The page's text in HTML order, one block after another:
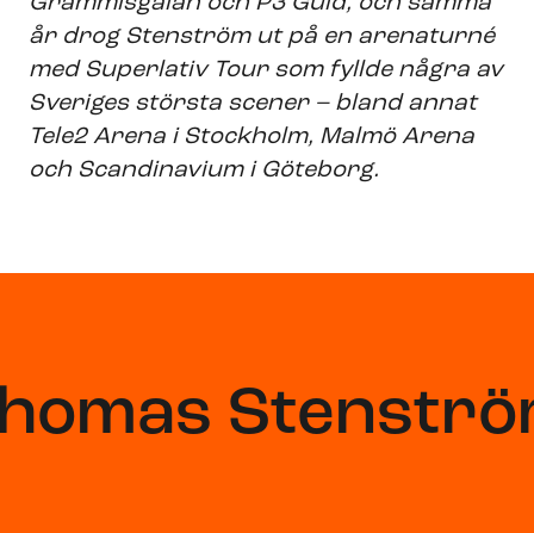
år drog Stenström ut på en arenaturné
med Superlativ Tour som fyllde några av
Sveriges största scener – bland annat
Tele2 Arena i Stockholm, Malmö Arena
och Scandinavium i Göteborg.